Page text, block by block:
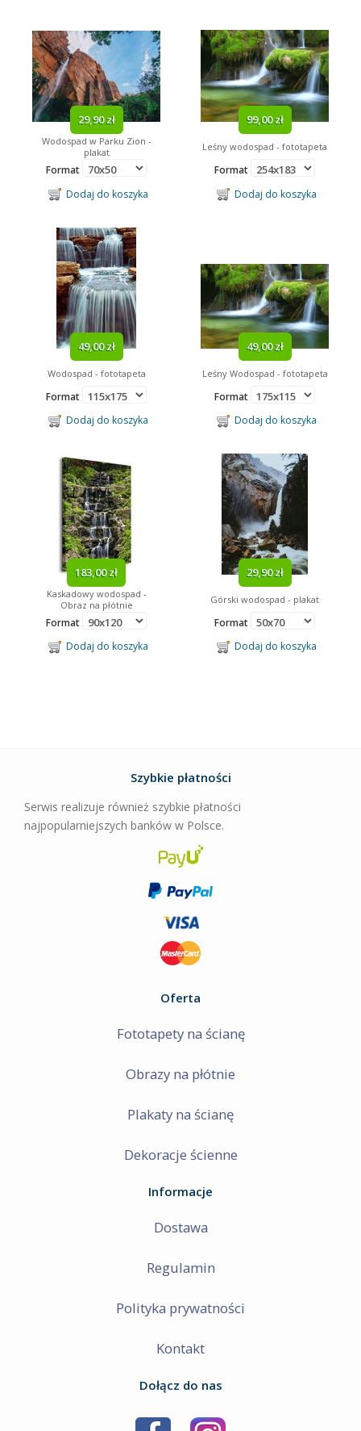
29,90 zł
Wodospad w Parku Zion -
plakat
Format
Dodaj do koszyka
99,00 zł
Leśny wodospad - fototapeta
Format
Dodaj do koszyka
49,00 zł
Wodospad - fototapeta
Format
Dodaj do koszyka
49,00 zł
Leśny Wodospad - fototapeta
Format
Dodaj do koszyka
183,00 zł
Kaskadowy wodospad -
Obraz na płótnie
Format
Dodaj do koszyka
29,90 zł
Górski wodospad - plakat
Format
Dodaj do koszyka
Szybkie płatności
Serwis realizuje również szybkie płatności
najpopularniejszych banków w Polsce.
Oferta
Fototapety na ścianę
Obrazy na płótnie
Plakaty na ścianę
Dekoracje ścienne
Informacje
Dostawa
Regulamin
Polityka prywatności
Kontakt
Dołącz do nas